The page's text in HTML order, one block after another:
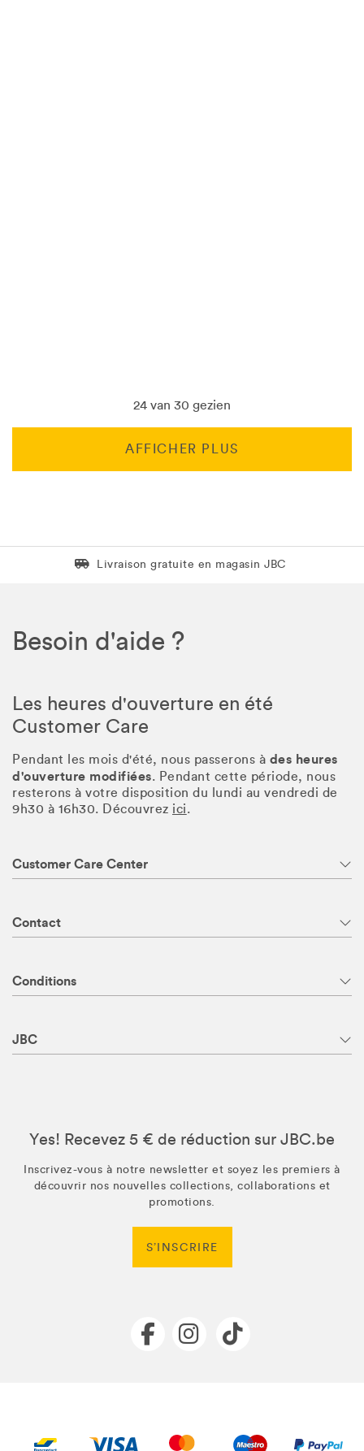
24 van 30 gezien
AFFICHER PLUS
Livraison gratuite en magasin JBC
Livraison gratuite en magasin JBC
Besoin d'aide ?
Les heures d'ouverture en été
Customer Care
Pendant les mois d'été, nous passerons à des heures
d'ouverture modifiées. Pendant cette période, nous
resterons à votre disposition du lundi au vendredi de
9h30 à 16h30. Découvrez ici.
Customer Care Center
Contact
Conditions
JBC
Yes! Recevez 5 € de réduction sur JBC.be
Inscrivez-vous à notre newsletter et soyez les premiers à
découvrir nos nouvelles collections, collaborations et
promotions.
S’INSCRIRE